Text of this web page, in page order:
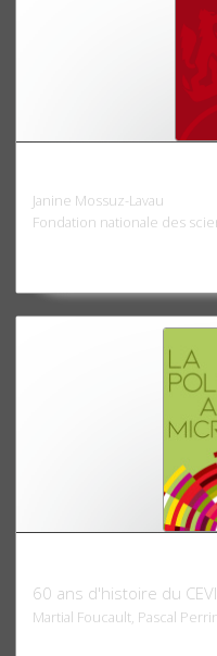
Janine Mossuz-Lavau
Fondation nationale des
60 ans d'histoire du
Martial Foucault, Pascal